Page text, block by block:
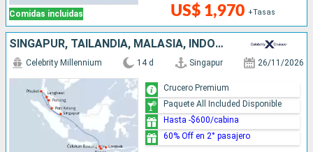
Comidas incluidas US$ 1,970 +Tasas
SINGAPUR, TAILANDIA, MALASIA, INDONESIA
Celebrity Millennium 14 d Singapur 26/11/2026
Crucero Premium
Paquete All Included Disponible
Hasta -$600/cabina
60% Off en 2° pasajero